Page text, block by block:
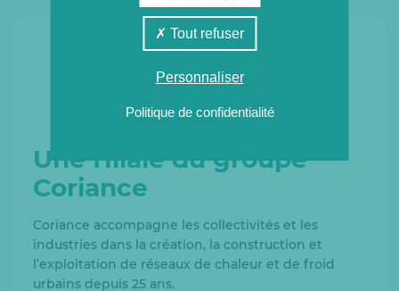
Une filiale du groupe
Coriance
Coriance accompagne les collectivités et les
industries dans la création, la construction et
l’exploitation de réseaux de chaleur et de froid
urbains depuis 25 ans.
Tout refuser
Personnaliser
Politique de confidentialité